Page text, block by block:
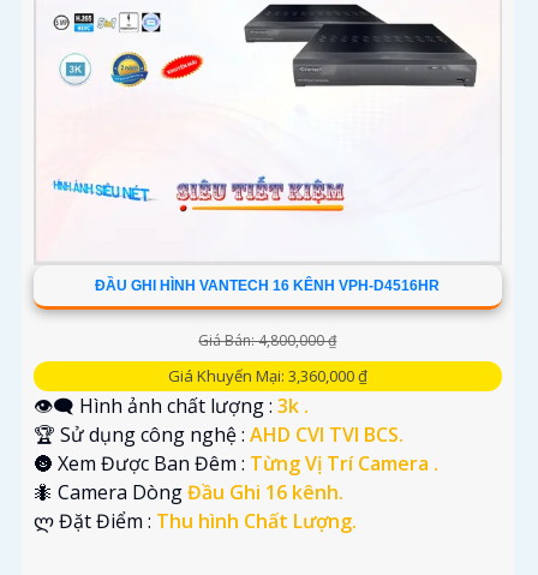
ĐẦU GHI HÌNH VANTECH 16 KÊNH VPH-D4516HR
Giá Bán: 4,800,000 ₫
Giá Khuyến Mại: 3,360,000 ₫
👁️‍🗨 Hình ảnh chất lượng : 3k .
🏆 Sử dụng công nghệ : AHD CVI TVI BCS.
🌚 Xem Được Ban Đêm : Từng Vị Trí Camera .
🐜 Camera DòngĐầu Ghi 16 kênh.
️ლ Đặt Điểm : Thu hình Chất Lượng.